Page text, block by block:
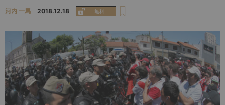
河内 一馬 2018.12.18